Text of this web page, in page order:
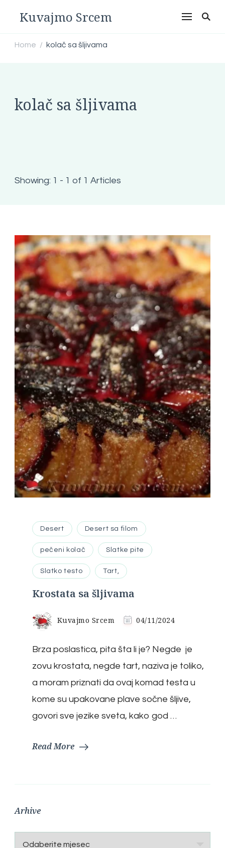
Kuvajmo Srcem
Home / kolač sa šljivama
kolač sa šljivama
Showing: 1 - 1 of 1 Articles
Desert Desert sa filom
pečeni kolač Slatke pite
Slatko testo Tart,
Krostata sa šljivama
Kuvajmo Srcem 04/11/2024
Brza poslastica, pita šta li je? Negde je
zovu krostata, negde tart, naziva je toliko,
a moram priznati da ovaj komad testa u
kome su upakovane plave sočne šljive,
govori sve jezike sveta, kako god …
Read More
Arhive
Arhive